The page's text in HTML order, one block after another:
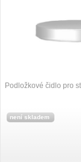
Podložkové čidlo pro
není skladem